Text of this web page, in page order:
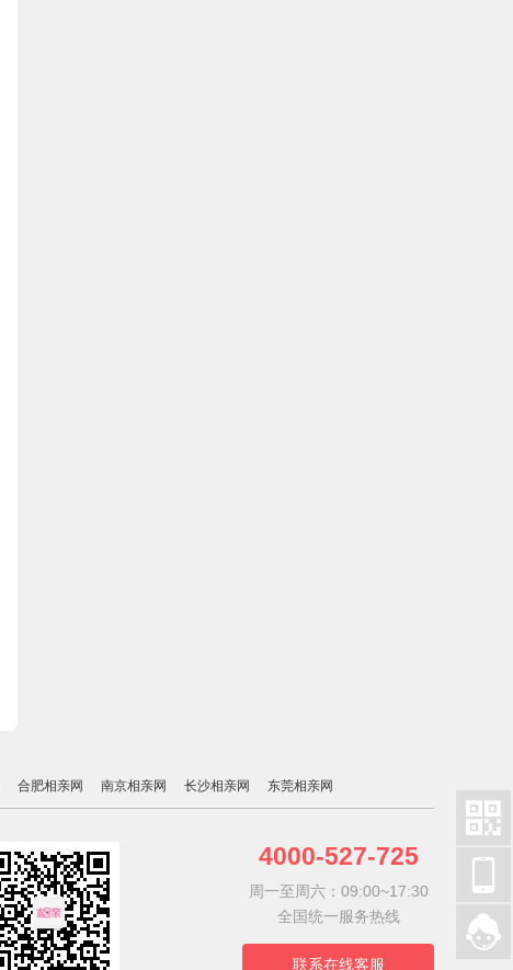
合肥相亲网 南京相亲网 长沙相亲网 东莞相亲网
4000-527-725
周一至周六：09:00~17:30
全国统一服务热线
联系在线客服

